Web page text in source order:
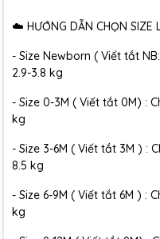
☁️ HƯỚNG DẪN CHỌN SIZE
- Size Newborn ( Viết tắt
2.9-3.8 kg
- Size 0-3M ( Viết tắt 0M) :
kg
- Size 3-6M ( Viết tắt 3M ) :
8.5 kg
- Size 6-9M ( Viết tắt 6M ) :
kg